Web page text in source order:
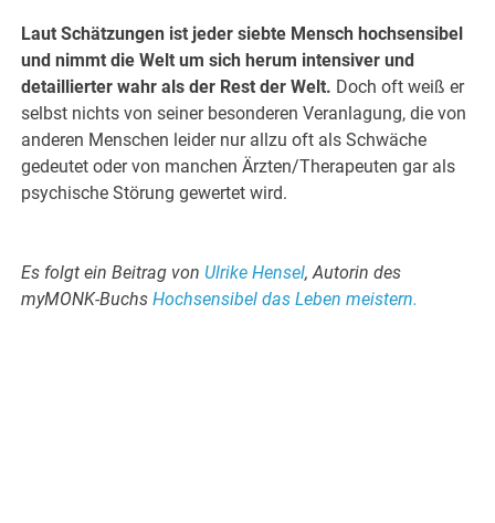
Laut Schätzungen ist jeder siebte Mensch hochsensibel
und nimmt die Welt um sich herum intensiver und
detaillierter wahr als der Rest der Welt. Doch oft weiß er
selbst nichts von seiner besonderen Veranlagung, die von
anderen Menschen leider nur allzu oft als Schwäche
gedeutet oder von manchen Ärzten/Therapeuten gar als
psychische Störung gewertet wird.
Es folgt ein Beitrag von Ulrike Hensel, Autorin des
myMONK-BuchsHochsensibel das Leben meistern.